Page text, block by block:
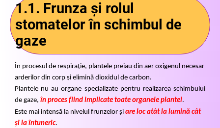
1.1. Frunza și rolul
stomatelor în schimbul de
gaze
În procesul de respirație, plantele preiau din aer oxigenul necesar
arderilor din corp și elimină dioxidul de carbon.
Plantele nu au organe specializate pentru realizarea schimbului
de gaze, în proces fiind implicate toate organele plantei.
Este mai intensă la nivelul frunzelor și are loc atât la lumină cât
și la întuneric.